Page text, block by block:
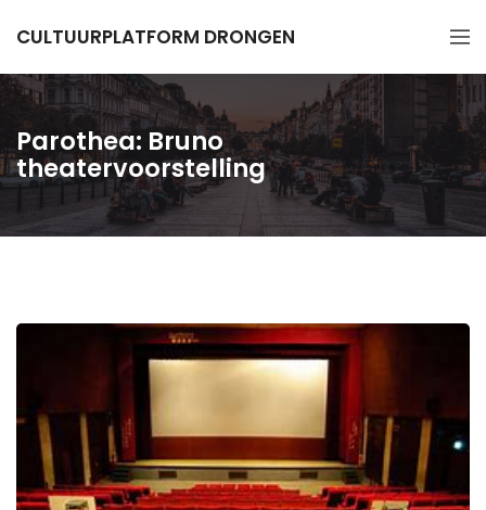
CULTUURPLATFORM DRONGEN
Parothea: Bruno
theatervoorstelling